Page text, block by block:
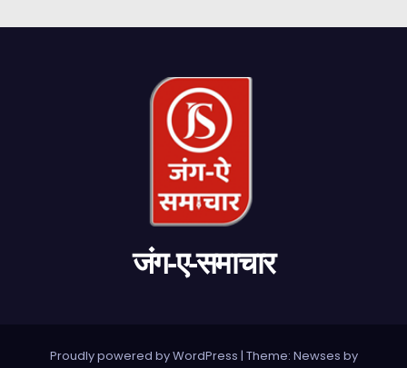
जंग-ए-समाचार
Proudly powered by WordPress | Theme: Newses by